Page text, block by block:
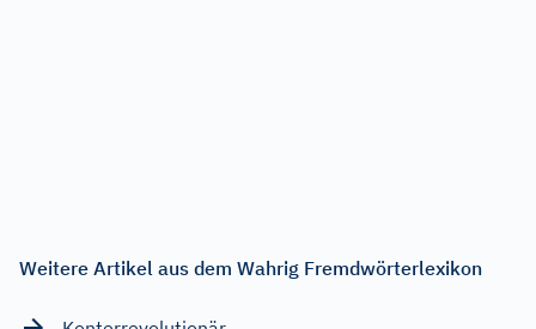
Weitere Artikel aus dem Wahrig Fremdwörterlexikon